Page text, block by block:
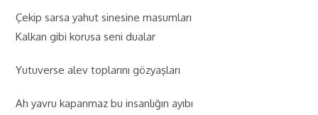
Çekip sarsa yahut sinesine masumları
Kalkan gibi korusa seni dualar
Yutuverse alev toplarını gözyaşları
Ah yavru kapanmaz bu insanlığın ayıbı